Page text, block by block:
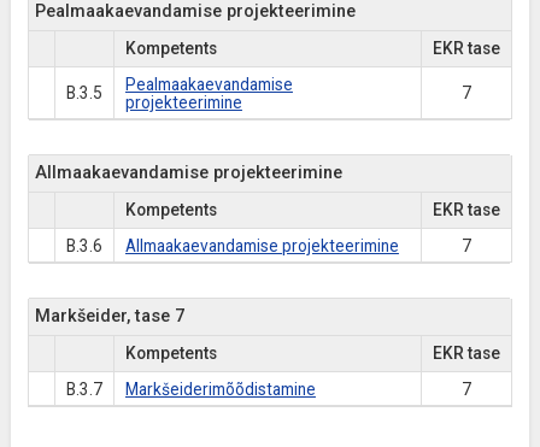
Pealmaakaevandamise projekteerimine
Kompetents EKR tase
B.3.5
Pealmaakaevandamise
projekteerimine
7
Allmaakaevandamise projekteerimine
Kompetents
EKR tase
B.3.6
Allmaakaevandamise projekteerimine 7
Markšeider, tase 7
Kompetents
EKR tase
B.3.7
Markšeiderimõõdistamine 7